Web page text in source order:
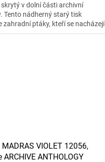
skrytý v dolní části archivní
Tento nádherný starý tisk
zahradní ptáky, kteří se nacházejí
keři. Tapeta...
VIOLET 12056,
ARCHIVE ANTHOLOGY